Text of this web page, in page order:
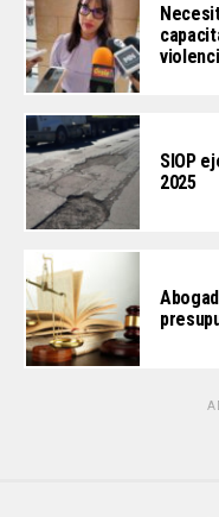
SIOP
2025